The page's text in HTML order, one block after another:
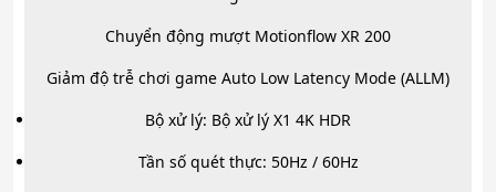
Chuyển động mượt Motionflow XR 200
Giảm độ trễ chơi game Auto Low Latency Mode (ALLM)
Bộ xử lý: Bộ xử lý X1 4K HDR
Tần số quét thực: 50Hz / 60Hz